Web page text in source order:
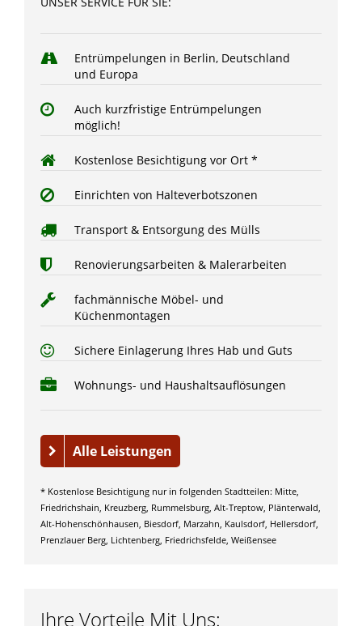
Entrümpelungen in Berlin, Deutschland
und Europa
Auch kurzfristige Entrümpelungen
möglich!
Kostenlose Besichtigung vor Ort *
Einrichten von Halteverbotszonen
Transport & Entsorgung des Mülls
Renovierungsarbeiten & Malerarbeiten
fachmännische Möbel- und
Küchenmontagen
Sichere Einlagerung Ihres Hab und Guts
Wohnungs- und Haushaltsauflösungen
Alle Leistungen
* Kostenlose Besichtigung nur in folgenden Stadtteilen: Mitte,
Friedrichshain, Kreuzberg, Rummelsburg, Alt-Treptow, Plänterwald,
Alt-Hohenschönhausen, Biesdorf, Marzahn, Kaulsdorf, Hellersdorf,
Prenzlauer Berg, Lichtenberg, Friedrichsfelde, Weißensee
Ihre Vorteile Mit Uns: